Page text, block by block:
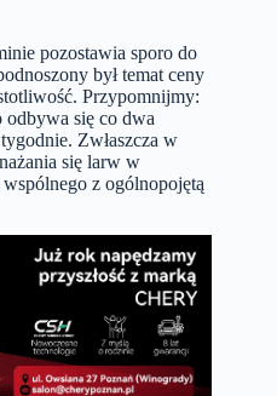
pozostawia sporo do
był temat ceny
Przypomnijmy:
się co dwa
Zwłaszcza w
się larw w
z ogólnopojętą